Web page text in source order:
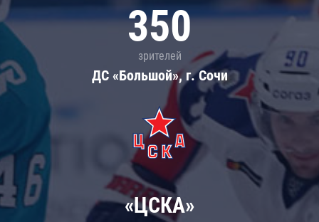
350
зрителей
ДС «Большой», г. Сочи
«ЦСКА»